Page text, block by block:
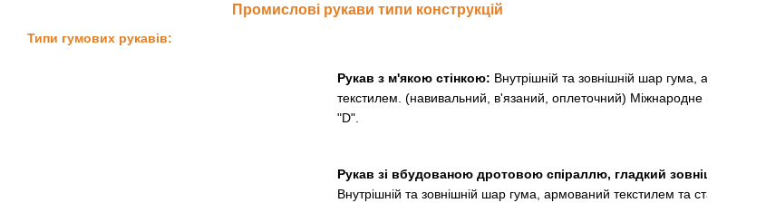
Промислові рукави типи конструкцій
Типи гумових рукавів:
Рукав з м'якою стінкою: Внутрішній та зовнішній шар гума, армований
текстилем. (навивальний, в'язаний, оплеточний) Міжнародне
"D".
Рукав зі вбудованою дротовою спіраллю, гладкий зовнішній шар:
Внутрішній та зовнішній шар гума, армований текстилем та сталевою